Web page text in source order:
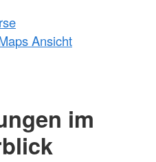
Ansicht
im